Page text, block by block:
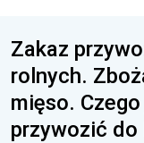
Zakaz
rolnych.
mięso.
przywozić do